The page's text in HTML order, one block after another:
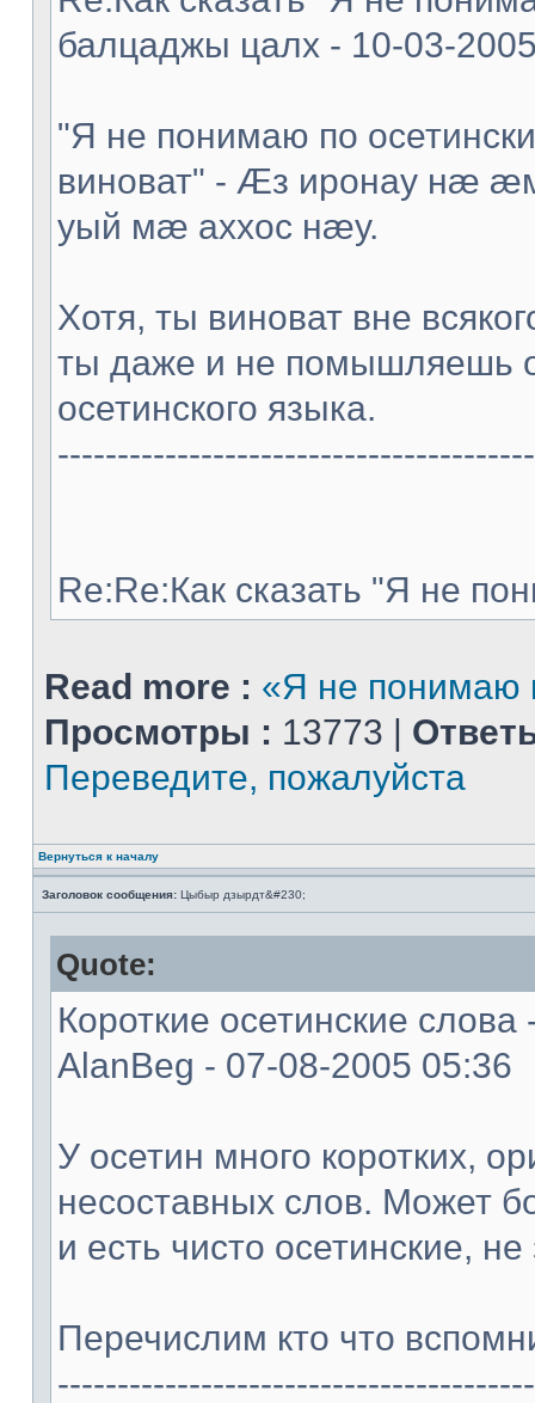
балцаджы цалх - 10-03-
"Я не понимаю по
виноват" - Æз иронау нæ
уый мæ аххос нæу.
Хотя, ты виноват вне
ты даже и не помышляешь
осетинского языка.
----------------------------------------
Re:Re:Как сказать "Я не
Read more : «Я не понимаю
Просмотры : 13773 |
Переведите, пожалуйста
Вернуться к началу
Заголовок сообщения: Цыбыр дзырдт&#230;
Quote:
Короткие осетинские слова
AlanBeg - 07-08-2005 05:36
У осетин много коротких,
несоставных слов. Может
и есть чисто осетинские,
Перечислим кто что